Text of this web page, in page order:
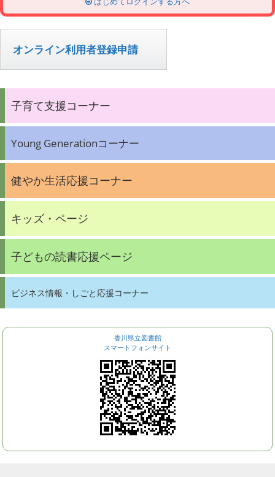
オンライン利用者登録申請
子育て支援コーナー
Young Generationコーナー
健やか生活応援コーナー
キッズ・ページ
子どもの読書応援ページ
ビジネス情報・しごと応援コーナー
香川県立図書館
スマートフォンサイト